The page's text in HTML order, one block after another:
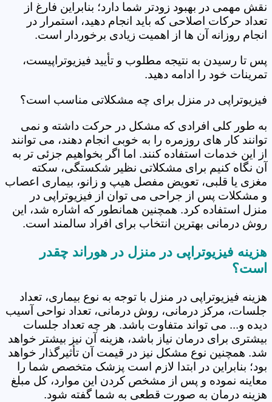
نقش مهمی در بهبود زودتر شما دارد؛ بنابراین فارغ از
تعداد حرکات اصلاحی که باید انجام دهید، استمرار در
انجام روزانه آن ها از اهمیت زیادی برخوردار است.
پس تا رسیدن به نتیجه مطلوب و تأیید فیزیوتراپیست،
تمرینات خود را ادامه دهید.
فیزیوتراپی در منزل برای چه مشکلاتی مناسب است؟
به طور کلی افرادی که مشکل در حرکت داشته و نمی
توانند کار های روزمره را به خوبی انجام دهند، می توانند
از این خدمات استفاده کنند. اما اگر بخواهیم جزئی تر به
آن نگاه کنیم برای مشکلاتی نظیر شکستگی، سکته
مغزی یا قلبی، تعویض مفصل هیپ و زانو، بیماری اعصاب
و مشکلات پس از جراحی می توان از فیزیوتراپی در
منزل استفاده کرد. همچنین همانطور که اشاره شد، این
روش درمانی بهترین انتخاب برای افراد سالمند است.
هزینه فیزیوتراپی در منزل در هوراند چقدر
است؟
هزینه فیزیوتراپی در منزل با توجه به نوع بیماری، تعداد
جلسات، مرکز درمانی، روش درمانی، تعداد نواحی آسیب
دیده و... می تواند متفاوت باشد. هر چه تعداد جلسات
بیشتری برای درمان نیاز باشد، هزینه آن نیز بیشتر خواهد
شد. همچنین نوع مشکل نیز در قیمت آن تأثیرگذار خواهد
بود؛ بنابراین در ابتدا لازم است پزشک متخصص شما را
معاینه نموده و پس از مشخص کردن این موارد، کل مبلغ
هزینه درمان به صورت قطعی به شما گفته شود.